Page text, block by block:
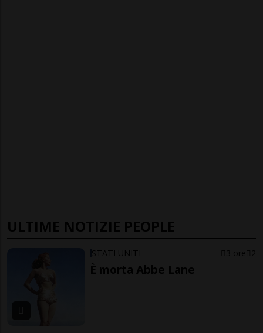
ULTIME NOTIZIE PEOPLE
STATI UNITI 3 ore 2
È morta Abbe Lane